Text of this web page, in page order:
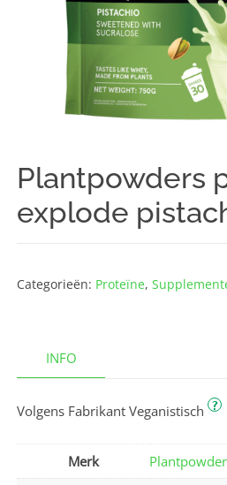
Plantpowders
explode
Categorieën: Proteïne,
INFO
Volgens Fabrikant Veganistisch ?
Merk